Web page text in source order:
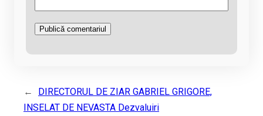
←
DIRECTORUL DE ZIAR GABRIEL GRIGORE,
INSELAT DE NEVASTA Dezvaluiri